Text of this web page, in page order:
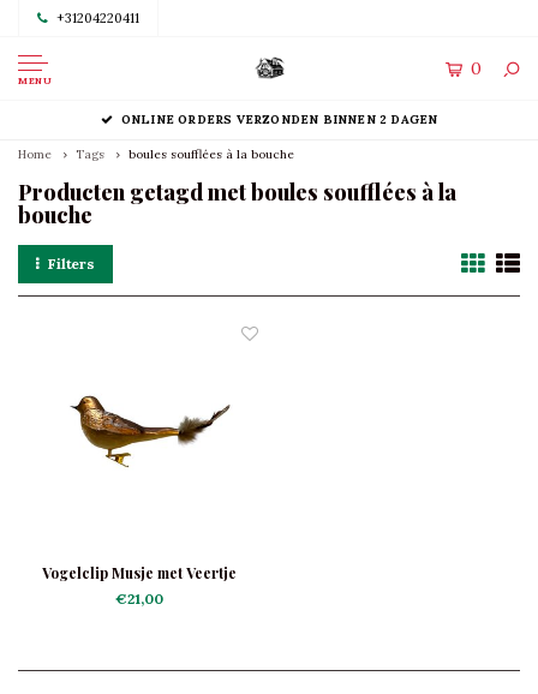
+31204220411
MENU
0
ONLINE ORDERS VERZONDEN BINNEN 2 DAGEN
Home Tags boules soufflées à la bouche
Producten getagd met boules soufflées à la
bouche
Filters
Vogelclip Musje met Veertje
€21,00